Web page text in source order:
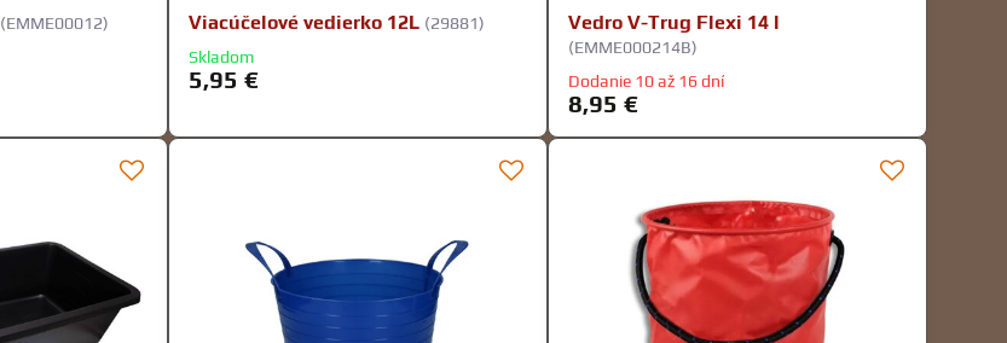
(EMME00012)
Viacúčelové vedierko 12L (29881)
Skladom
5,95 €
Vedro V-Trug Flexi 14 l
(EMME000214B)
Dodanie 10 až 16 dní
8,95 €